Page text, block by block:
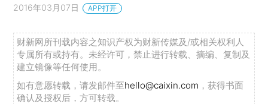
2016年03月07日 APP打开
财新网所刊载内容之知识产权为财新传媒及/或相关权利人
专属所有或持有。未经许可，禁止进行转载、摘编、复制及
建立镜像等任何使用。
如有意愿转载，请发邮件至hello@caixin.com ，获得书面
确认及授权后，方可转载。